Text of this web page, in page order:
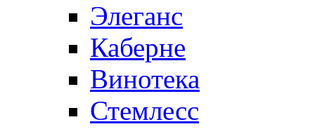
Элеганс
Каберне
Винотека
Стемлесс